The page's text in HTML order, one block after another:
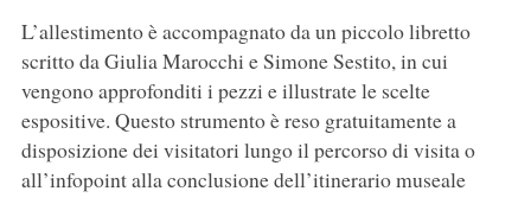
L’allestimento è accompagnato da un piccolo libretto
scritto da Giulia Marocchi e Simone Sestito, in cui
vengono approfonditi i pezzi e illustrate le scelte
espositive. Questo strumento è reso gratuitamente a
disposizione dei visitatori lungo il percorso di visita o
all’infopoint alla conclusione dell’itinerario museale